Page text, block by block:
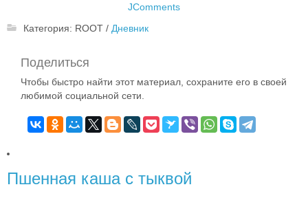
JComments
Категория: ROOT / Дневник
Поделиться
Чтобы быстро найти этот материал, сохраните его в своей
любимой социальной сети.
Пшенная каша с тыквой